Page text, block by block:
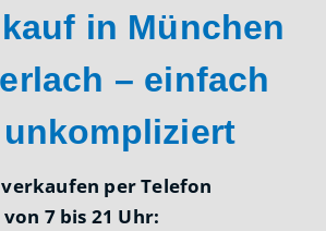
in München
– einfach
per Telefon
von 7 bis 21 Uhr: